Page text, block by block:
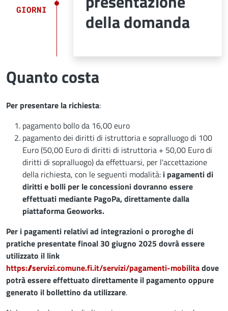
GIORNI
della domanda
Quanto costa
Per presentare la richiesta:
pagamento bollo da 16,00 euro
pagamento dei diritti di istruttoria e sopralluogo di 100
Euro (50,00 Euro di diritti di istruttoria + 50,00 Euro di
diritti di sopralluogo) da effettuarsi, per l'accettazione
della richiesta, con le seguenti modalità: i pagamenti di
diritti e bolli per le concessioni dovranno essere
effettuati mediante PagoPa, direttamente dalla
piattaforma Geoworks.
Per i pagamenti relativi ad integrazioni o proroghe di
pratiche presentate finoal 30 giugno 2025 dovrà essere
utilizzato il link
https://servizi.comune.fi.it/servizi/pagamenti-mobilitadove
potrà essere effettuato direttamente il pagamento oppure
generato il bollettino da utilizzare.